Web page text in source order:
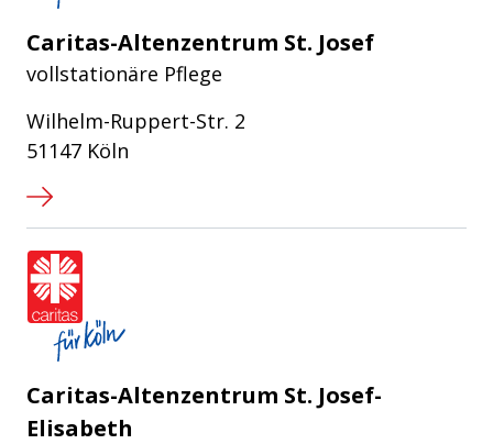
Caritas-Altenzentrum St. Josef
vollstationäre Pflege
Wilhelm-Ruppert-Str. 2
51147 Köln
Caritas-Altenzentrum St. Josef-
Elisabeth